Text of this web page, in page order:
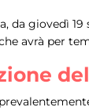
da giovedì 19
avrà per